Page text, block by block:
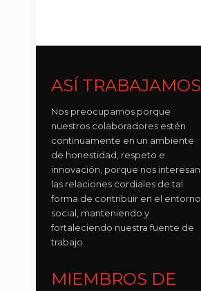
ASÍ TRABAJAMOS
Nos preocupamos porque
nuestros colaboradores estén
continuamente en un ambiente
de honestidad, respeto e
innovación, porque nos interesan
las relaciones cordiales de tal
forma de contribuir en el entorno
social, manteniendo y
fortaleciendo nuestra fuente de
trabajo.
MIEMBROS DE